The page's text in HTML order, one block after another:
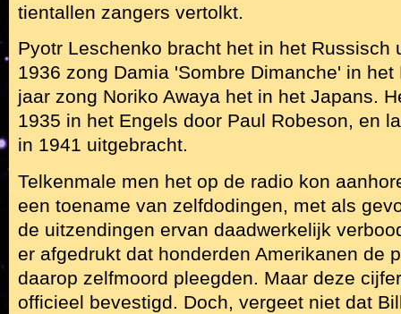
tientallen zangers vertolkt.
Pyotr Leschenko bracht het in het Russisch
1936 zong Damia 'Sombre Dimanche' in
jaar zong Noriko Awaya het in het Japans.
1935 in het Engels door Paul Robeson, en
in 1941 uitgebracht.
Telkenmale men het op de radio kon
een toename van zelfdodingen, met als
de uitzendingen ervan daadwerkelijk
er afgedrukt dat honderden Amerikanen de
daarop zelfmoord pleegden. Maar deze
officieel bevestigd. Doch, vergeet niet dat